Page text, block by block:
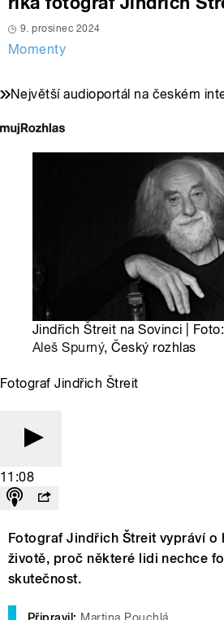
9. prosinec 2024
Momenty
Největší audioportál na českém
Jindřich Štreit na Sovinci | Foto:
Aleš Spurný, Český rozhlas
Fotograf Jindřich Štreit
11:08
Fotograf Jindřich Štreit vypráví o
životě, proč některé lidi nechce
skutečnost.